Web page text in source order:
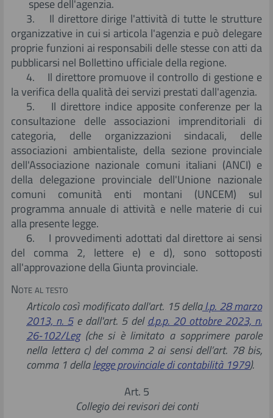
spese dell'agenzia.
3. Il direttore dirige l'attività di tutte le strutture
organizzative in cui si articola l'agenzia e può delegare
proprie funzioni ai responsabili delle stesse con atti da
pubblicarsi nel Bollettino ufficiale della regione.
4. Il direttore promuove il controllo di gestione e
la verifica della qualità dei servizi prestati dall'agenzia.
5. Il direttore indice apposite conferenze per la
consultazione delle associazioni imprenditoriali di
categoria, delle organizzazioni sindacali, delle
associazioni ambientaliste, della sezione provinciale
dell'Associazione nazionale comuni italiani (ANCI) e
della delegazione provinciale dell'Unione nazionale
comuni comunità enti montani (UNCEM) sul
programma annuale di attività e nelle materie di cui
alla presente legge.
6. I provvedimenti adottati dal direttore ai sensi
del comma 2, lettere e) e d), sono sottoposti
all'approvazione della Giunta provinciale.
Note al testo
Articolo così modificato dall'art. 15 dellal.p. 28 marzo
2013, n. 5 e dall'art. 5 deld.p.p. 20 ottobre 2023, n.
26-102/Leg(che si è limitato a sopprimere parole
nella lettera c) del comma 2 ai sensi dell’art. 78 bis,
comma 1 dellalegge provinciale di contabilità 1979).
Art. 5
Collegio dei revisori dei conti